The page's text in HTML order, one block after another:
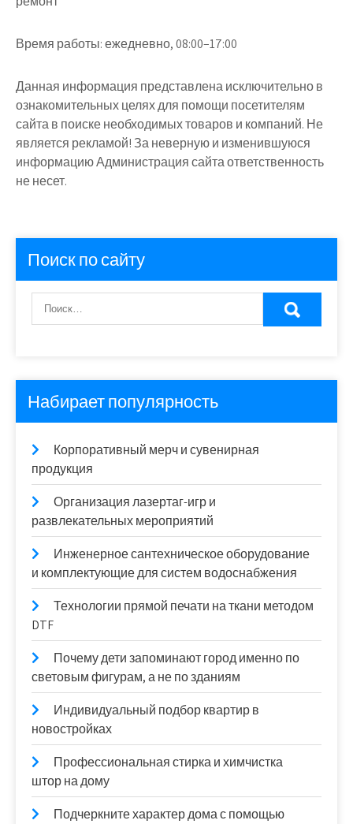
Время работы:ежедневно, 08:00–17:00
Данная информация представлена исключительно в
ознакомительных целях для помощи посетителям
сайта в поиске необходимых товаров и компаний. Не
является рекламой! За неверную и изменившуюся
информацию Администрация сайта ответственность
не несет.
Поиск по сайту
Набирает популярность
Корпоративный мерч и сувенирная
продукция
Организация лазертаг-игр и
развлекательных мероприятий
Инженерное сантехническое оборудование
и комплектующие для систем водоснабжения
Технологии прямой печати на ткани методом
DTF
Почему дети запоминают город именно по
световым фигурам, а не по зданиям
Индивидуальный подбор квартир в
новостройках
Профессиональная стирка и химчистка
штор на дому
Подчеркните характер дома с помощью